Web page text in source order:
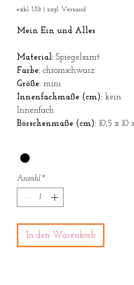
exkl. USt | zzgl. Versand
Mein Ein und Alles
Material: Spiegelsamt
Farbe: chromschwarz
Größe: mini
Innenfachmaße (cm): kein
Innenfach
Börschenmaße (cm): 10,5 x 10
Anzahl *
In den Warenkorb